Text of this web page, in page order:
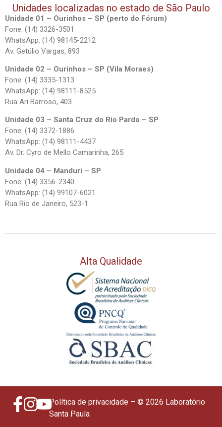
Unidades localizadas no estado de São Paulo
Unidade 01 – Ourinhos – SP (perto do Fórum)
Fone: (14) 3326-3501
WhatsApp: (14) 98145-2212
Av. Getúlio Vargas, 893
Unidade 02 – Ourinhos – SP (Vila Moraes)
Fone: (14) 3335-1313
WhatsApp: (14) 98111-8525
Rua Ari Barroso, 403
Unidade 03 – Santa Cruz do Rio Pardo – SP
Fone: (14) 3372-1886
WhatsApp: (14) 98111-4437
Av. Dr. Cyro de Mello Camarinha, 265
Unidade 04 – Manduri – SP
Fone: (14) 3356-2340
WhatsApp: (14) 99107-6021
Rua Rio de Janeiro, 523-1
Alta Qualidade
Política de privacidade – © 2026 Laboratório
Santa Paula